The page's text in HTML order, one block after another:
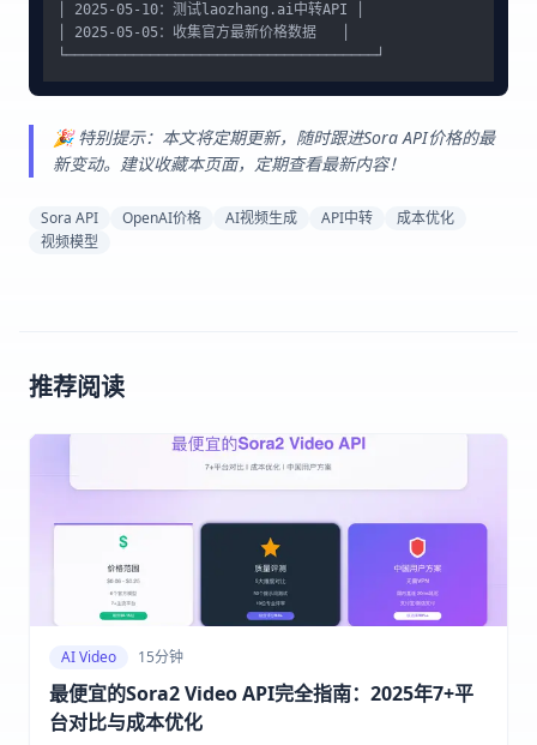
│ 2025-05-10：测试laozhang.ai中转API │
│ 2025-05-05：收集官方最新价格数据   │
🎉 特别提示：本文将定期更新，随时跟进Sora API价格的最
新变动。建议收藏本页面，定期查看最新内容！
Sora API OpenAI价格 AI视频生成 API中转
成本优化
视频模型
推荐阅读
AI Video 15分钟
最便宜的Sora2 Video API完全指南：2025年7+平
台对比与成本优化